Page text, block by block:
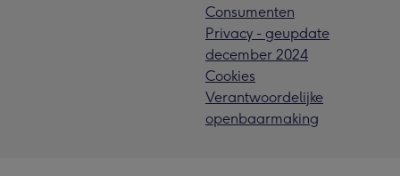
Consumenten
Privacy - geupdate
december 2024
Cookies
Verantwoordelijke
openbaarmaking